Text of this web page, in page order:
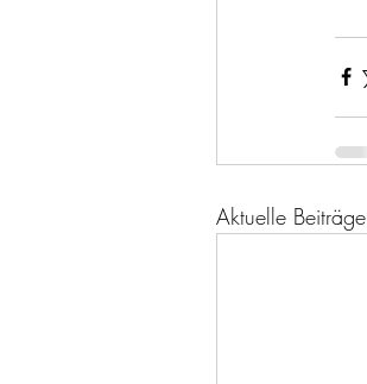
Aktuelle Beiträge